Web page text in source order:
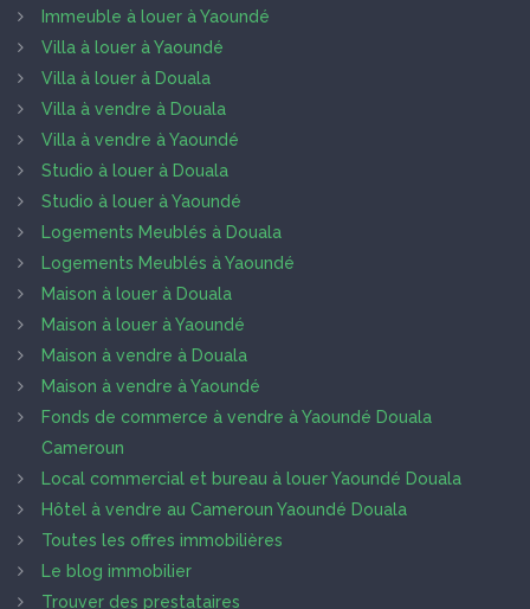
Immeuble à louer à Yaoundé
Villa à louer à Yaoundé
Villa à louer à Douala
Villa à vendre à Douala
Villa à vendre à Yaoundé
Studio à louer à Douala
Studio à louer à Yaoundé
Logements Meublés à Douala
Logements Meublés à Yaoundé
Maison à louer à Douala
Maison à louer à Yaoundé
Maison à vendre à Douala
Maison à vendre à Yaoundé
Fonds de commerce à vendre à Yaoundé Douala
Cameroun
Local commercial et bureau à louer Yaoundé Douala
Hôtel à vendre au Cameroun Yaoundé Douala
Toutes les offres immobilières
Le blog immobilier
Trouver des prestataires